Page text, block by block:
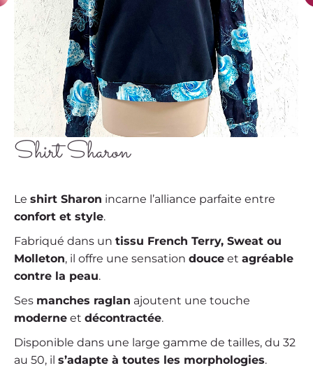
Shirt Sharon
Le shirt Sharon incarne l’alliance parfaite entre
confort et style.
Fabriqué dans un tissu French Terry, Sweat ou
Molleton, il offre une sensation douce et agréable
contre la peau.
Ses manches raglan ajoutent une touche
moderne et décontractée.
Disponible dans une large gamme de tailles, du 32
au 50, il s’adapte à toutes les morphologies.